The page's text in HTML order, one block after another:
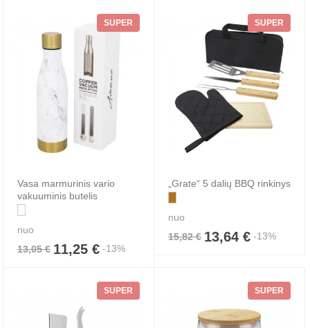
SUPER
Vasa marmurinis vario
vakuuminis butelis
nuo
13,05 € 11,25 € -13%
SUPER
„Grate“ 5 dalių BBQ rinkinys
nuo
15,82 € 13,64 € -13%
SUPER SUPER